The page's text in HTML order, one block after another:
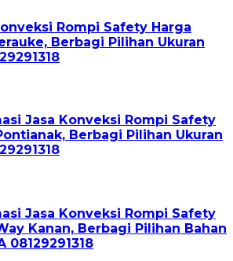
Rompi Safety Harga
Berbagi Pilihan Ukuran
Jasa Konveksi Rompi Safety
Berbagi Pilihan Ukuran
Jasa Konveksi Rompi Safety
Kanan, Berbagi Pilihan Bahan
08129291318